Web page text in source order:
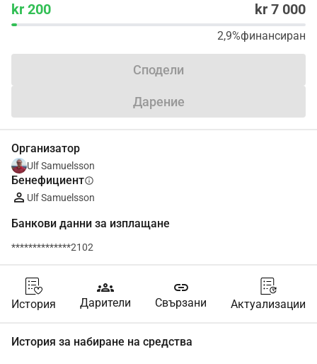
kr 200 kr 7 000
2,9%финансиран
Сподели
Дарение
Организатор
Ulf Samuelsson
Бенефициентinfo
Ulf Samuelsson
Банкови данни за изплащане
**************2102
История
groups
Дарители
link
Свързани Актуализации
История за набиране на средства